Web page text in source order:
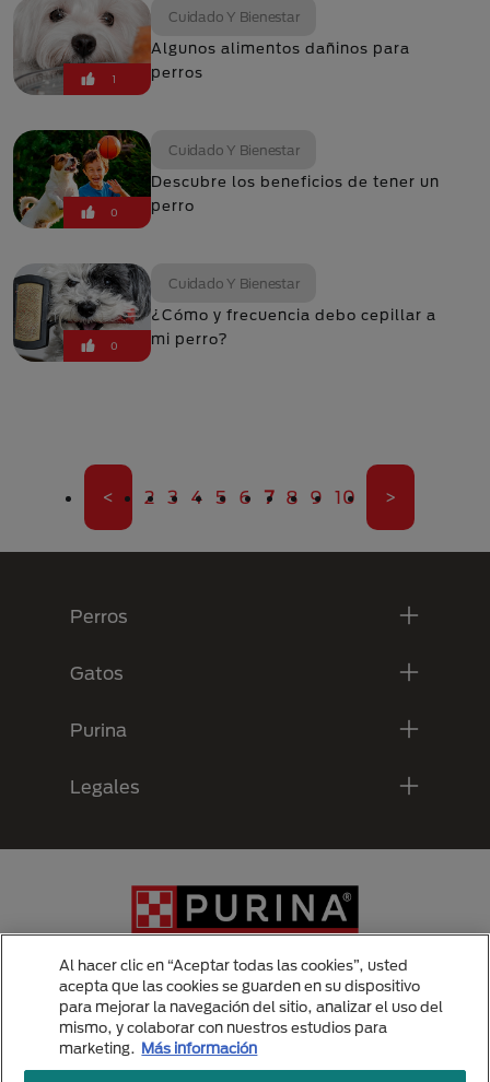
1
Cuidado Y Bienestar
Algunos alimentos dañinos para
perros
0
Cuidado Y Bienestar
Descubre los beneficios de tener un
perro
0
Cuidado Y Bienestar
¿Cómo y frecuencia debo cepillar a
mi perro?
Primera página
< Página
2 Página
3 Página
4 Página
5 Página
6 Página actual
7 Página
8 Página
9 Página
10 Última
>
Perros
Gatos
Purina
Legales
Menu Footer Secundario Purina
Al hacer clic en “Aceptar todas las cookies”, usted
acepta que las cookies se guarden en su dispositivo
para mejorar la navegación del sitio, analizar el uso del
mismo, y colaborar con nuestros estudios para
marketing. Más información